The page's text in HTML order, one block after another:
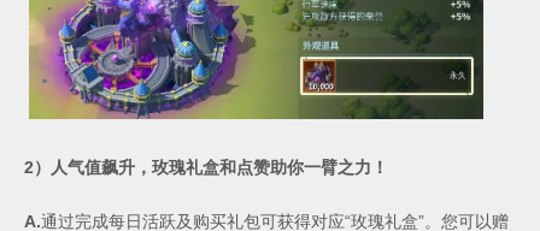
2）人气值飙升，玫瑰礼盒和点赞助你一臂之力！
A.通过完成每日活跃及购买礼包可获得对应“玫瑰礼盒”。您可以赠